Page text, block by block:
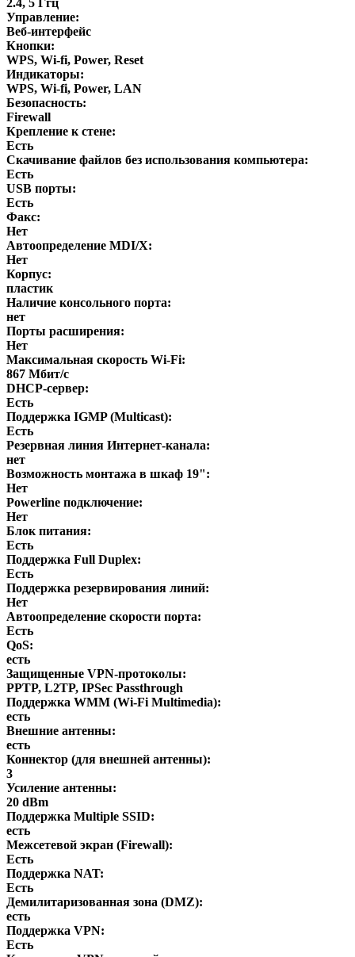
Управление:
Веб-интерфейс
Кнопки:
WPS, Wi-fi, Power, Reset
Индикаторы:
WPS, Wi-fi, Power, LAN
Безопасность:
Firewall
Крепление к стене:
Есть
Скачивание файлов без использования компьютера:
Есть
USB порты:
Есть
Факс:
Нет
Автоопределение MDI/X:
Нет
Корпус:
пластик
Наличие консольного порта:
нет
Порты расширения:
Нет
Максимальная скорость Wi-Fi:
867 Мбит/с
DHCP-сервер:
Есть
Поддержка IGMP (Multicast):
Есть
Резервная линия Интернет-канала:
нет
Возможность монтажа в шкаф 19":
Нет
Powerline подключение:
Нет
Блок питания:
Есть
Поддержка Full Duplex:
Есть
Поддержка резервирования линий:
Нет
Автоопределение скорости порта:
Есть
QoS:
есть
Защищенные VPN-протоколы:
PPTP, L2TP, IPSec Passthrough
Поддержка WMM (Wi-Fi Multimedia):
есть
Внешние антенны:
есть
Коннектор (для внешней антенны):
3
Усиление антенны:
20 dBm
Поддержка Multiple SSID:
есть
Межсетевой экран (Firewall):
Есть
Поддержка NAT:
Есть
Демилитаризованная зона (DMZ):
есть
Поддержка VPN:
Есть